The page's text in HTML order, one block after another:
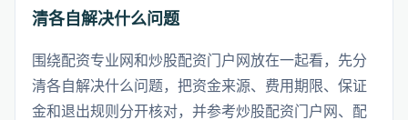
清各自解决什么问题
围绕配资专业网和炒股配资门户网放在一起看，先分
清各自解决什么问题，把资金来源、费用期限、保证
金和退出规则分开核对，并参考炒股配资门户网、配